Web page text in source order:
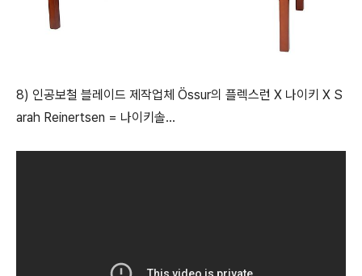
8) 인공보철 블레이드 제작업체 Össur의 플렉스런 X 나이키 X S
arah Reinertsen = 나이키솔...